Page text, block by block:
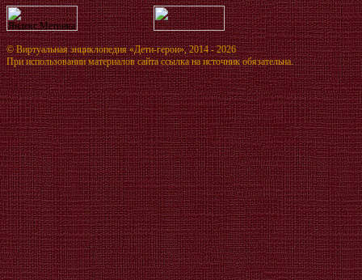
©Виртуальная энциклопедия «Дети-герои», 2014 - 2026
При использовании материалов сайта ссылка на источник обязательна.